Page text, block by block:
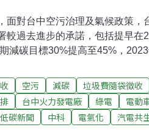
面對台中空污治理及氣候政策，
較過去進步的承諾，包括提早在
減碳目標30%提高至45%，
舉辦「台中氣候空污治理擂台會
行動聯盟、荒野保護協會台中分
聯合提出12項環境訴求，邀請台
昌、無黨籍陳美妃簽署。現場僅
空污 減碳 垃圾費隨袋徵收
台中火力發電廠 綠電
電動
碳新聞 中科 電氣化 汽電共